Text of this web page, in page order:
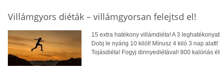
Villámgyors diéták – villámgyorsan felejtsd el!
15 extra hatékony villámdiéta! A 3
Dobj le nyárig 10 kilót! Mínusz 4 kiló 3 nap
Tojásdiéta! Fogyj dinnyediétával! 800 kalóriás